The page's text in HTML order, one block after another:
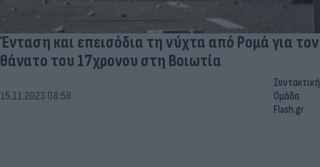
Ένταση και επεισόδια τη νύχτα από Ρομά για τον
θάνατο του 17χρονου στη Βοιωτία
15.11.2023 08:58
Συντακτική
Ομάδα
Flash.gr